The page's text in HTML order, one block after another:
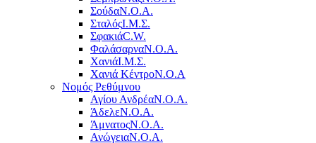
ΣούδαΝ.Ο.Α.
ΣταλόςΙ.Μ.Σ.
ΣφακιάC.W.
ΦαλάσαρναΝ.Ο.Α.
ΧανιάΙ.Μ.Σ.
Χανιά ΚέντροN.O.A
Νομός Ρεθύμνου
Αγίου ΑνδρέαΝ.Ο.Α.
ΆδελεΝ.Ο.Α.
ΆμνατοςΝ.Ο.Α.
ΑνώγειαΝ.Ο.Α.